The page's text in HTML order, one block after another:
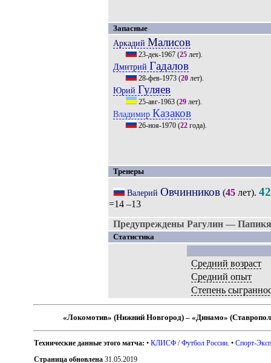
Запасные
Аркадий Малисов
23-дек-1967(25лет).
Дмитрий Гадалов
28-фев-1973(20лет).
Юрий Гуляев
25-авг-1963(29лет).
Владимир Казаков
26-ноя-1970(22года).
Тренеры
Валерий Овчинников(45лет). 42
=14 –13
Предупреждены Рагулин —
Статистика
Средний возраст
Средний опыт
Степень
«Локомотив» (Нижний Новгород) – «Динамо»
Технические данные этого матча: •КЛИСФ / Футбол России . •Спорт-
Страница обновлена 31.05.2019